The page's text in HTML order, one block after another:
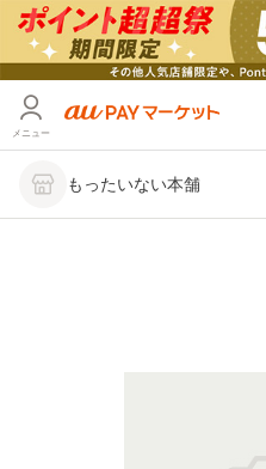
メニュー
もったいない本舗